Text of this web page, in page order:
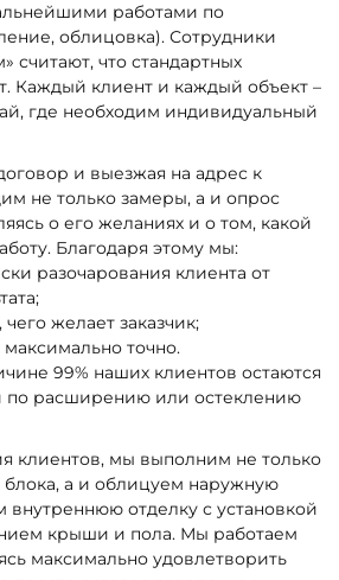
работами по
облицовка). Сотрудники
считают, что стандартных
Каждый клиент и каждый объект –
где необходим индивидуальный
и выезжая на адрес к
не только замеры, а и опрос
о его желаниях и о том, какой
Благодаря этому мы:
разочарования клиента от
желает заказчик;
точно.
99% наших клиентов остаются
по расширению или остеклению
клиентов, мы выполним не только
блока, а и облицуем наружную
внутреннюю отделку с установкой
крыши и пола. Мы работаем
максимально удовлетворить